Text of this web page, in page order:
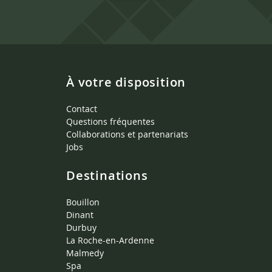
À votre disposition
Contact
Questions fréquentes
Collaborations et partenariats
Jobs
Destinations
Bouillon
Dinant
Durbuy
La Roche-en-Ardenne
Malmedy
Spa